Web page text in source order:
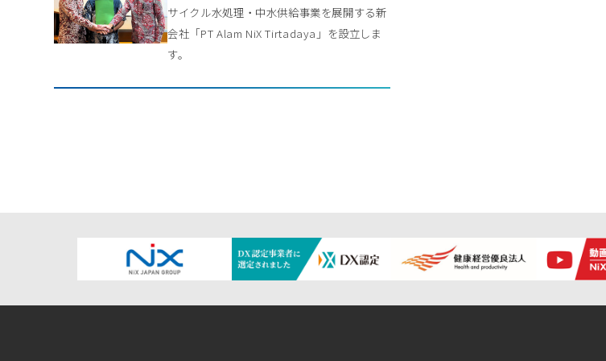
サイクル水処理・中水供給事業を展開する新
会社「PT Alam NiX Tirtadaya」を設立しま
す。